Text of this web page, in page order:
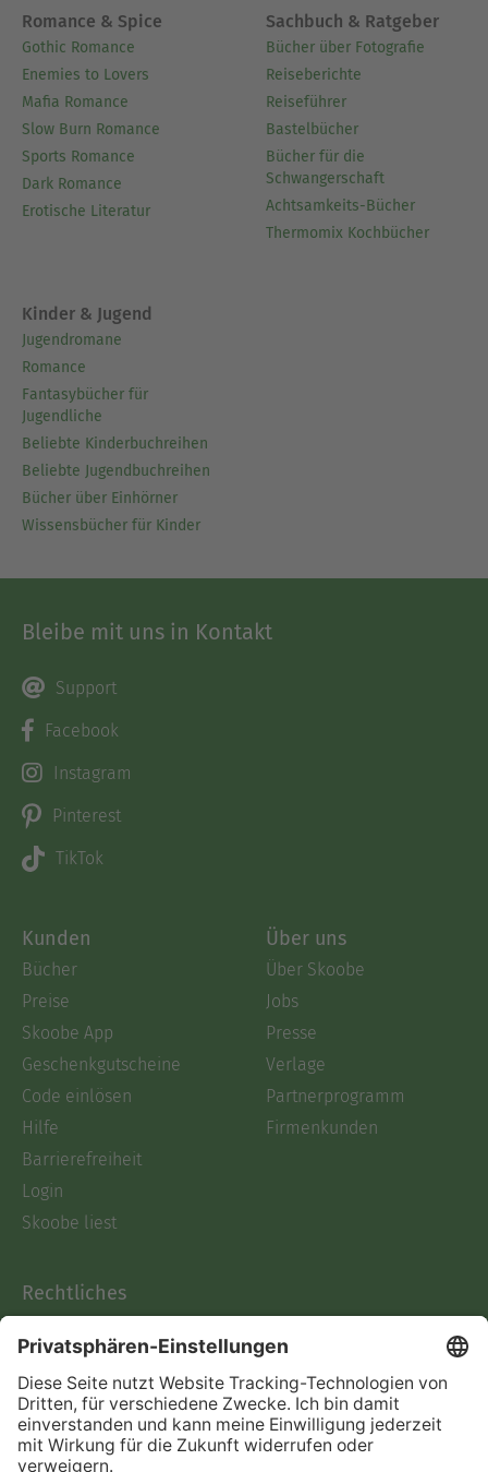
Romance & Spice
Gothic Romance
Enemies to Lovers
Mafia Romance
Slow Burn Romance
Sports Romance
Dark Romance
Erotische Literatur
Sachbuch & Ratgeber
Bücher über Fotografie
Reiseberichte
Reiseführer
Bastelbücher
Bücher für die
Schwangerschaft
Achtsamkeits-Bücher
Thermomix Kochbücher
Kinder & Jugend
Jugendromane
Romance
Fantasybücher für
Jugendliche
Beliebte Kinderbuchreihen
Beliebte Jugendbuchreihen
Bücher über Einhörner
Wissensbücher für Kinder
Bleibe mit uns in Kontakt
Support
Facebook
Instagram
Pinterest
TikTok
Kunden
Bücher
Preise
Skoobe App
Geschenkgutscheine
Code einlösen
Hilfe
Barrierefreiheit
Login
Skoobe liest
Über uns
Über Skoobe
Jobs
Presse
Verlage
Partnerprogramm
Firmenkunden
Rechtliches
AGB
Informationen nach Data
Act
Verträge hier kündigen